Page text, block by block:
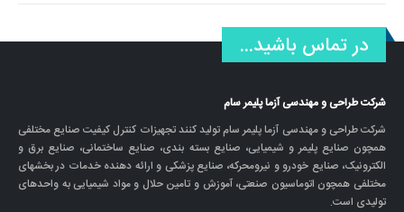
در تماس باشید...
شرکت طراحی و مهندسی آزما پلیمر سام
شرکت طراحی و مهندسی آزما پلیمر سام تولید کنند تجهیزات کنترل کیفیت صنایع مختلفی
همچون صنایع پلیمر و شیمیایی، صنایع بسته بندی، صنایع ساختمانی، صنایع برق و
الکترونیک، صنایع خودرو و نیرومحرکه، صنایع پزشکی و ارائه دهنده خدمات در بخشهای
مختلفی همچون اتوماسیون صنعتی، آموزش و تامین حلال و مواد شیمیایی به واحدهای
تولیدی است.